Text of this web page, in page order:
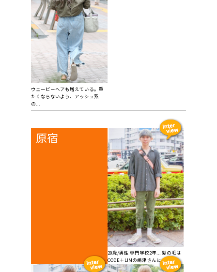
ウェービーヘアも増えている。重
たくならないよう、アッシュ系
の...
原宿
20歳/男性 専門学校2年... 髪の毛は
CODE＋LIMの嶋津さんに...